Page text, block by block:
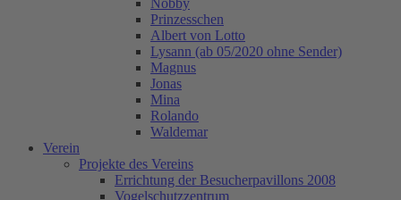
Nobby
Prinzesschen
Albert von Lotto
Lysann (ab 05/2020 ohne Sender)
Magnus
Jonas
Mina
Rolando
Waldemar
Verein
Projekte des Vereins
Errichtung der Besucherpavillons 2008
Vogelschutzzentrum